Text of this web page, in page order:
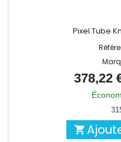
Pixel Tube
378,22
